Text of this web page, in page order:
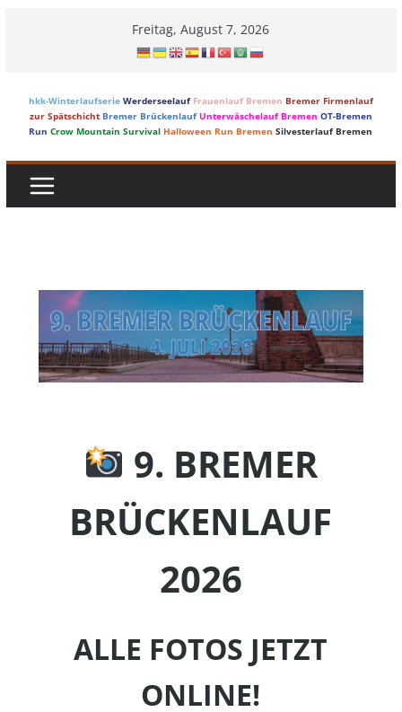
Freitag, August 7, 2026
hkk-Winterlaufserie Werderseelauf Frauenlauf Bremen Bremer Firmenlauf
zur Spätschicht Bremer Brückenlauf Unterwäschelauf Bremen OT-Bremen
Run Crow Mountain Survival Halloween Run Bremen Silvesterlauf Bremen
9. BREMER
BRÜCKENLAUF
2026
ALLE FOTOS JETZT
ONLINE!